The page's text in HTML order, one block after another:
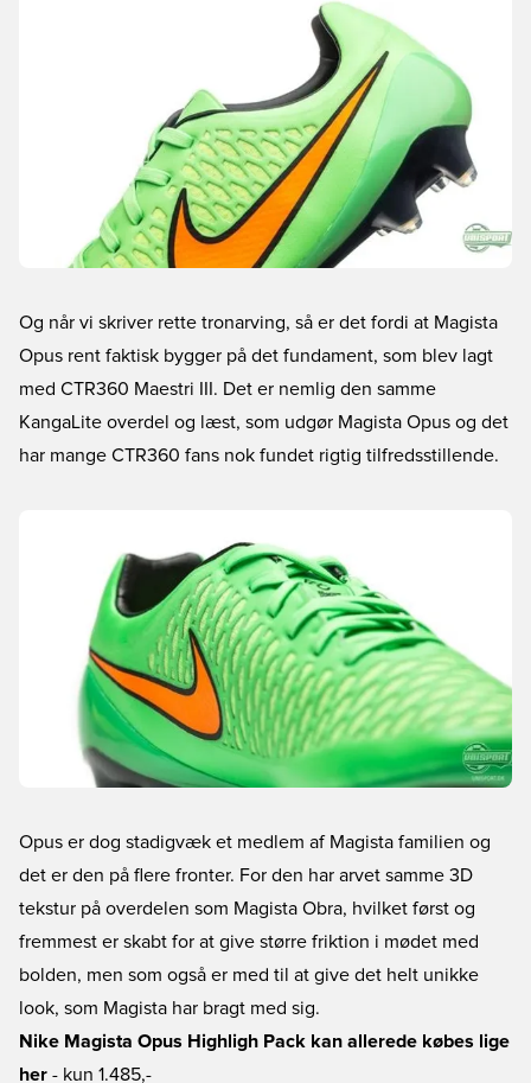
Og når vi skriver rette tronarving, så er det fordi at Magista
Opus rent faktisk bygger på det fundament, som blev lagt
med CTR360 Maestri III. Det er nemlig den samme
KangaLite overdel og læst, som udgør Magista Opus og det
har mange CTR360 fans nok fundet rigtig tilfredsstillende.
Opus er dog stadigvæk et medlem af Magista familien og
det er den på flere fronter. For den har arvet samme 3D
tekstur på overdelen som Magista Obra, hvilket først og
fremmest er skabt for at give større friktion i mødet med
bolden, men som også er med til at give det helt unikke
look, som Magista har bragt med sig.
Nike Magista Opus Highligh Pack kan allerede købes lige
her - kun 1.485,-